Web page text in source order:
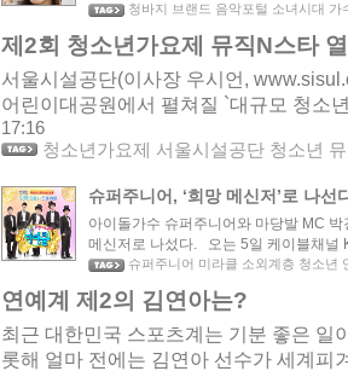
청바지 브랜드 음악포털 소녀시대 가
제2회 청소년가요제 뮤직N스타
서울시설공단(이사장 우시언,
어린이대공원에서 펼쳐질 `대규모 청소
17:16
청소년가요제 서울시설공단 청소년
슈퍼주니어, ‘희망 메신저’로 나선
아이돌가수 슈퍼주니어와 마당발 MC
메신저로 나섰다. 오는 5일 케이블채널
슈퍼주니어 미라클 소외계층 청소년
연예계 제2의 김연아는?
최근 대한민국 스포츠계는 기분 좋은 일
롯해 얼마 전에는 김연아 선수가 세계피